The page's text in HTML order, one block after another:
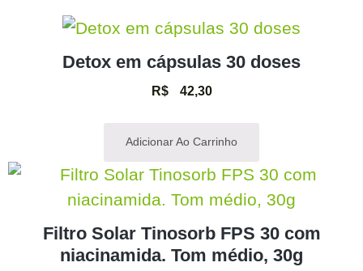
Detox em cápsulas 30 doses
R$42,30
Adicionar Ao Carrinho
Filtro Solar Tinosorb FPS 30 com
niacinamida. Tom médio, 30g